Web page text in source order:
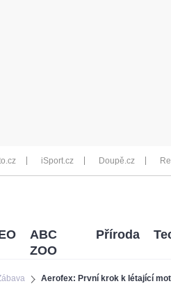
iSport.cz Doupě.cz
Aerofex: První krok k létající
ABC
ZOO
Příroda